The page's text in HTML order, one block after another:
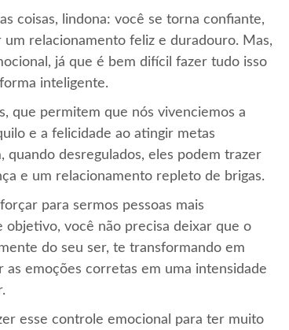
coisas, lindona: você se torna confiante,
relacionamento feliz e duradouro. Mas,
já que é bem difícil fazer tudo isso
inteligente.
que permitem que nós vivenciemos a
e a felicidade ao atingir metas
quando desregulados, eles podem trazer
e um relacionamento repleto de brigas.
para sermos pessoas mais
objetivo, você não precisa deixar que o
do seu ser, te transformando em
emoções corretas em uma intensidade
esse controle emocional para ter muito